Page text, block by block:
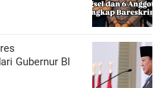
Gubernur BI